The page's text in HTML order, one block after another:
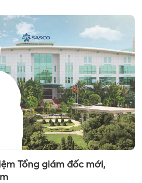
Tổng giám đốc mới,